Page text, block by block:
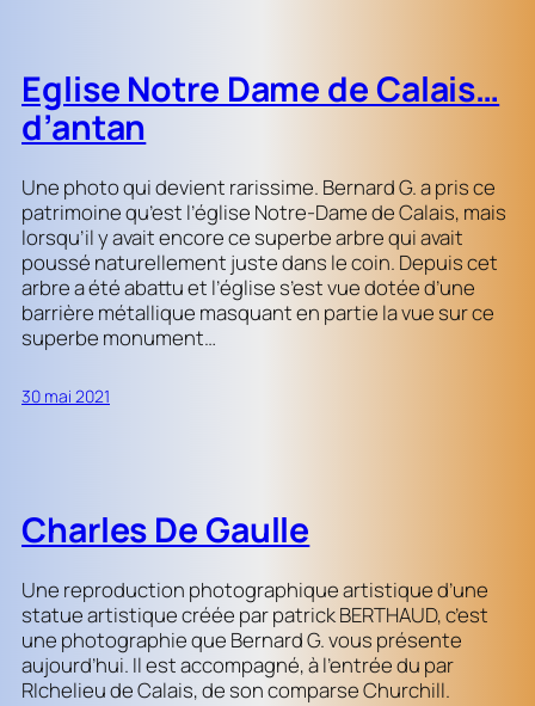
Eglise Notre Dame de Calais…
d’antan
Une photo qui devient rarissime. Bernard G. a pris ce
patrimoine qu’est l’église Notre-Dame de Calais, mais
lorsqu’il y avait encore ce superbe arbre qui avait
poussé naturellement juste dans le coin. Depuis cet
arbre a été abattu et l’église s’est vue dotée d’une
barrière métallique masquant en partie la vue sur ce
superbe monument…
30 mai 2021
Charles De Gaulle
Une reproduction photographique artistique d’une
statue artistique créée par patrick BERTHAUD, c’est
une photographie que Bernard G. vous présente
aujourd’hui. Il est accompagné, à l’entrée du par
RIchelieu de Calais, de son comparse Churchill.